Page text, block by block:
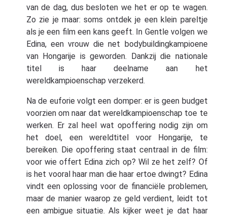
van de dag, dus besloten we het er op te wagen.
Zo zie je maar: soms ontdek je een klein pareltje
als je een film een kans geeft. In Gentle volgen we
Edina, een vrouw die net bodybuildingkampioene
van Hongarije is geworden. Dankzij die nationale
titel is haar deelname aan het
wereldkampioenschap verzekerd.
Na de euforie volgt een domper: er is geen budget
voorzien om naar dat wereldkampioenschap toe te
werken. Er zal heel wat opoffering nodig zijn om
het doel, een wereldtitel voor Hongarije, te
bereiken. Die opoffering staat centraal in de film:
voor wie offert Edina zich op? Wil ze het zelf? Of
is het vooral haar man die haar ertoe dwingt? Edina
vindt een oplossing voor de financiële problemen,
maar de manier waarop ze geld verdient, leidt tot
een ambigue situatie. Als kijker weet je dat haar